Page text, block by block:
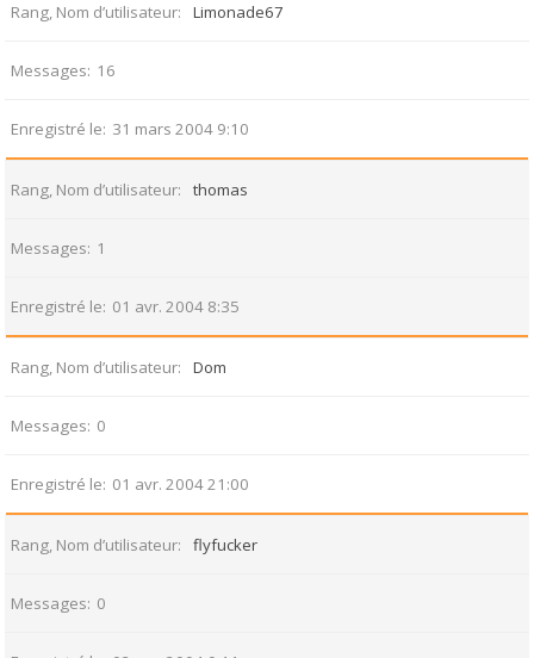
Rang, Nom d’utilisateur Limonade67
Messages 16
Enregistré le 31 mars 2004 9:10
Rang, Nom d’utilisateur thomas
Messages 1
Enregistré le 01 avr. 2004 8:35
Rang, Nom d’utilisateur Dom
Messages 0
Enregistré le 01 avr. 2004 21:00
Rang, Nom d’utilisateur flyfucker
Messages 0